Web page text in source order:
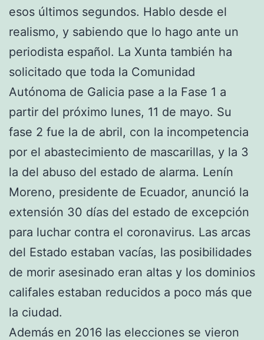
esos últimos segundos. Hablo desde el
realismo, y sabiendo que lo hago ante un
periodista español. La Xunta también ha
solicitado que toda la Comunidad
Autónoma de Galicia pase a la Fase 1 a
partir del próximo lunes, 11 de mayo. Su
fase 2 fue la de abril, con la incompetencia
por el abastecimiento de mascarillas, y la 3
la del abuso del estado de alarma. Lenín
Moreno, presidente de Ecuador, anunció la
extensión 30 días del estado de excepción
para luchar contra el coronavirus. Las arcas
del Estado estaban vacías, las posibilidades
de morir asesinado eran altas y los dominios
califales estaban reducidos a poco más que
la ciudad.
Además en 2016 las elecciones se vieron